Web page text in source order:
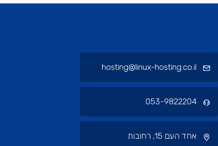
hosting@linux-hosting.co.il
053-9822204
אחד העם 15, רחובות